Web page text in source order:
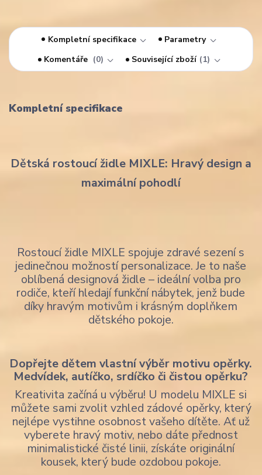
Kompletní specifikace
Parametry
Komentáře
0 Související zboží 1
Kompletní specifikace
Dětská rostoucí židle MIXLE: Hravý design a
maximální pohodlí
Rostoucí židle MIXLE spojuje zdravé sezení s
jedinečnou možností personalizace. Je to naše
oblíbená designová židle – ideální volba pro
rodiče, kteří hledají funkční nábytek, jenž bude
díky hravým motivům i krásným doplňkem
dětského pokoje.
Dopřejte dětem vlastní výběr motivu opěrky.
Medvídek, autíčko, srdíčko či čistou opěrku?
Kreativita začíná u výběru! U modelu MIXLE si
můžete sami zvolit vzhled zádové opěrky, který
nejlépe vystihne osobnost vašeho dítěte. Ať už
vyberete hravý motiv, nebo dáte přednost
minimalistické čisté linii, získáte originální
kousek, který bude ozdobou pokoje.